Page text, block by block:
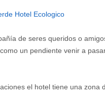
de seres queridos o
un pendiente venir a
el hotel tiene una zona